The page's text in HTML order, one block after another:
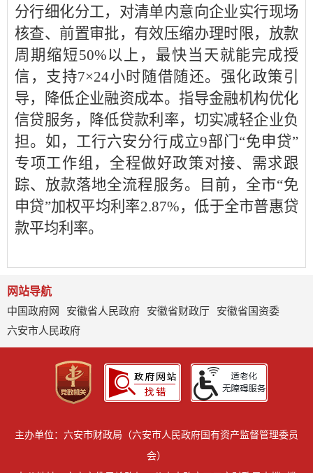
分行细化分工，对清单内意向企业实行现场
核查、前置审批，有效压缩办理时限，放款
周期缩短50%以上，最快当天就能完成授
信，支持7×24小时随借随还。强化政策引
导，降低企业融资成本。指导金融机构优化
信贷服务，降低贷款利率，切实减轻企业负
担。如，工行六安分行成立9部门“免申贷”
专项工作组，全程做好政策对接、需求跟
踪、放款落地全流程服务。目前，全市“免
申贷”加权平均利率2.87%，低于全市普惠贷
款平均利率。
网站导航
中国政府网
安徽省人民政府 安徽省财政厅
安徽省国资委
六安市人民政府
主办单位：六安市财政局（六安市人民政府国有资产监督管理委员
会）